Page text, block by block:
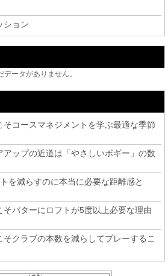
ション
データがありません。
ースマネジメントを学ぶ最適な季節
プの近道は「やさしいボギー」の数
減らすのに本当に必要な距離感と
ターにロフトが5度以上必要な理由
ラブの本数を減らしてプレーするこ